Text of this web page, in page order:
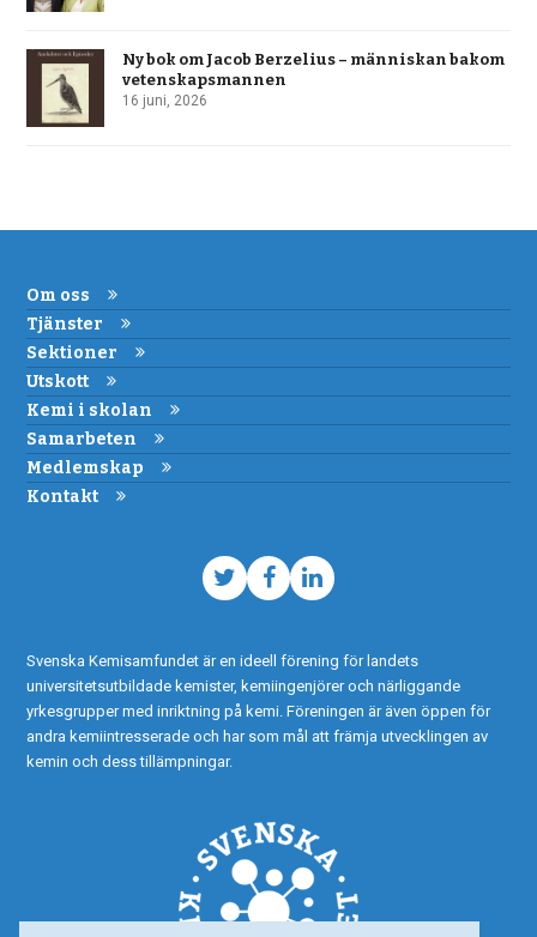
Ny bok om Jacob Berzelius – människan bakom
vetenskapsmannen
16 juni, 2026
Om oss
Tjänster
Sektioner
Utskott
Kemi i skolan
Samarbeten
Medlemskap
Kontakt
TwitterFacebook
LinkedIn
Svenska Kemisamfundet är en ideell förening för landets
universitetsutbildade kemister, kemiingenjörer och närliggande
yrkesgrupper med inriktning på kemi. Föreningen är även öppen för
andra kemiintresserade och har som mål att främja utvecklingen av
kemin och dess tillämpningar.